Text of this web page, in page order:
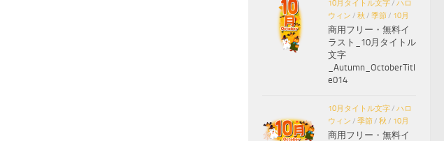
10月タイトル文字/ ハロ
ウィン / 秋 / 季節/ 10月
商用フリー・無料イ
ラスト_10月タイトル
文字
_Autumn_OctoberTitl
e014
10月タイトル文字/ ハロ
ウィン / 季節/ 秋 / 10月
商用フリー・無料イ